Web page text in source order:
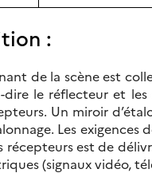
:
de la scène est
dire le réflecteur et
Un miroir
Les
récepteurs est de
(signaux vidéo,